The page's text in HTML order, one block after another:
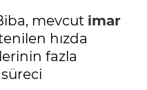
mevcut imar
hızda
fazla